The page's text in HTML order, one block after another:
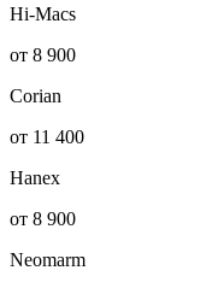
Hi-Macs
от 8 900
Corian
от 11 400
Hanex
от 8 900
Neomarm